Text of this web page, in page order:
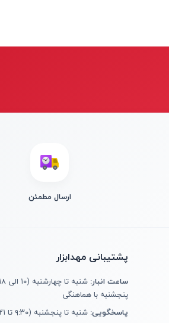
ارسال مطمئن
پشتیبانی مهدابزار
ساعت انبار:
پنجشنبه با هماهنگی
پاسخگویی: شنبه تا پنجشنبه (۹:۳۰ تا ۲۱)